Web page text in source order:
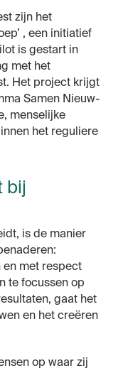
zijn het
, een initiatief
is gestart in
met het
Het project krijgt
Samen Nieuw-
menselijke
het reguliere
bij
is de manier
en met respect
te focussen op
gaat het
en het creëren
op waar zij